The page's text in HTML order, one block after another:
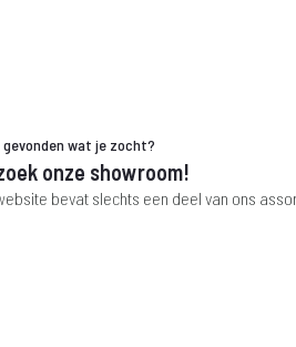
wat je zocht?
onze showroom!
bevat slechts een deel van ons